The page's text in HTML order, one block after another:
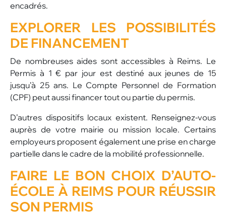
encadrés.
EXPLORER LES POSSIBILITÉS
DE FINANCEMENT
De nombreuses aides sont accessibles à Reims. Le
Permis à 1 € par jour est destiné aux jeunes de 15
jusqu’à 25 ans. Le Compte Personnel de Formation
(CPF) peut aussi financer tout ou partie du permis.
D’autres dispositifs locaux existent. Renseignez-vous
auprès de votre mairie ou mission locale. Certains
employeurs proposent également une prise en charge
partielle dans le cadre de la mobilité professionnelle.
FAIRE LE BON CHOIX D’AUTO-
ÉCOLE À REIMS POUR RÉUSSIR
SON PERMIS